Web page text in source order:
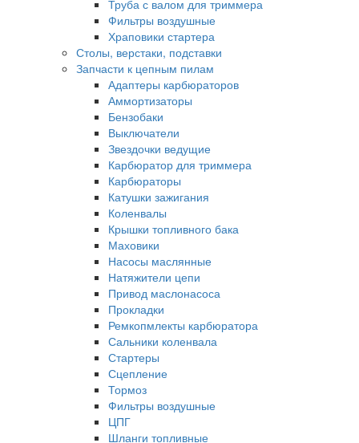
Труба с валом для триммера
Фильтры воздушные
Храповики стартера
Столы, верстаки, подставки
Запчасти к цепным пилам
Адаптеры карбюраторов
Аммортизаторы
Бензобаки
Выключатели
Звездочки ведущие
Карбюратор для триммера
Карбюраторы
Катушки зажигания
Коленвалы
Крышки топливного бака
Маховики
Насосы маслянные
Натяжители цепи
Привод маслонасоса
Прокладки
Ремкопмлекты карбюратора
Сальники коленвала
Стартеры
Сцепление
Тормоз
Фильтры воздушные
ЦПГ
Шланги топливные